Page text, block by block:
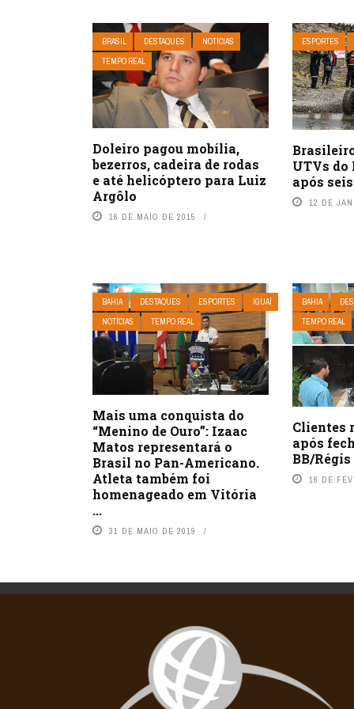
BRASIL DESTAQUES
NOTÍCIAS
TEMPO REAL
Doleiro pagou mobília,
bezerros, cadeira de rodas
e até helicóptero para Luiz
Argôlo
16 DE MAIO DE 2015
ESPORTES
UTVs do
após
12 DE
BAHIA DESTAQUES ESPORTES
IGUAÍ
NOTÍCIAS
TEMPO REAL
Mais uma conquista do
“Menino de Ouro”: Izaac
Matos representará o
Brasil no Pan-Americano.
Atleta também foi
homenageado em Vitória
...
31 DE MAIO DE 2019
BAHIA
TEMPO REAL
Clientes
após
BB/
16 DE